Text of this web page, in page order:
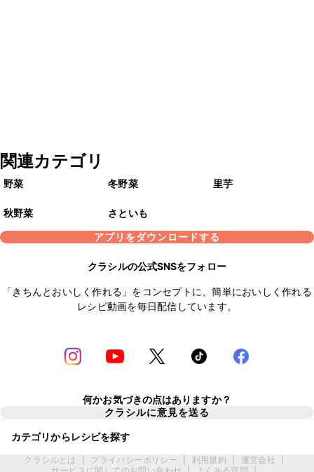
関連カテゴリ
野菜 冬野菜 里芋
秋野菜
さといも
アプリをダウンロードする
クラシルの公式SNSをフォロー
「きちんとおいしく作れる」をコンセプトに、簡単においしく作れる
レシピ動画を毎日配信しています。
何かお気づきの点はありますか？
クラシルに意見を送る
カテゴリからレシピを探す
クラシルとは プライバシーポリシー 利用規約 運営会社